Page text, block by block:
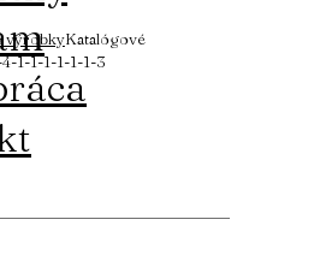
výrobkyKatalógové
1-1-1-1-1-1-3